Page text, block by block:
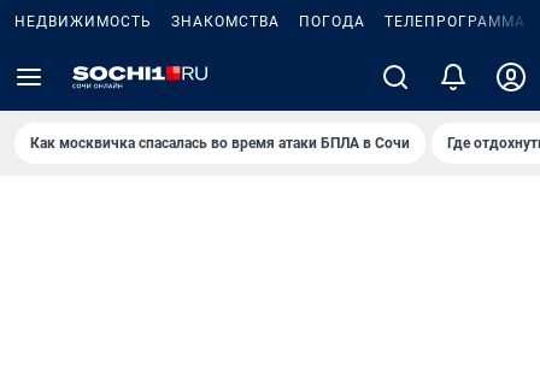
НЕДВИЖИМОСТЬ ЗНАКОМСТВА ПОГОДА ТЕЛЕПРОГРАММА
Как москвичка спасалась во время атаки БПЛА в Сочи Где